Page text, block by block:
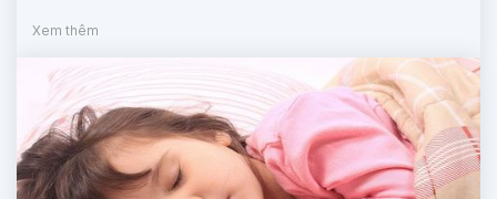
Xem thêm